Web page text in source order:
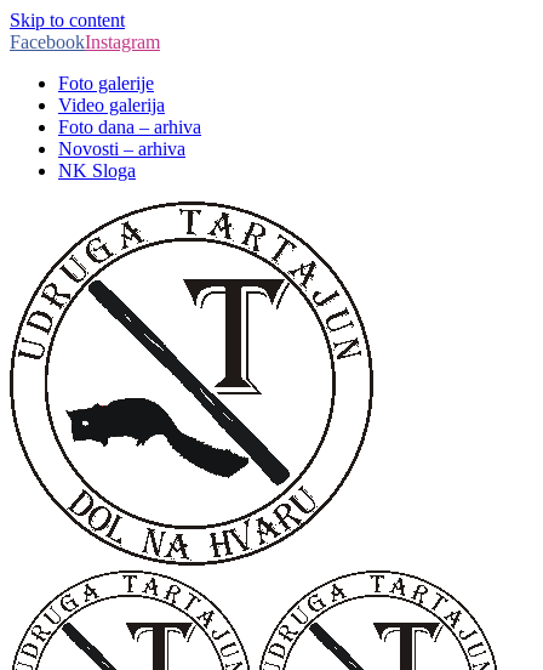
Skip to content
FacebookInstagram
Foto galerije
Video galerija
Foto dana – arhiva
Novosti – arhiva
NK Sloga